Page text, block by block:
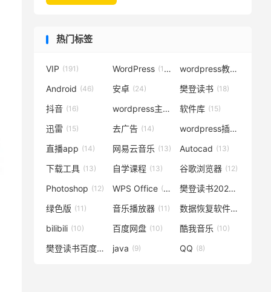
热门标签
VIP (191) WordPress (119) wordpress教程
Android (46) 安卓 (24) 樊登读书 (18)
抖音 (16) wordpress主题 (15)
软件库 (15)
迅雷 (15) 去广告 (14) wordpress插件
直播app (14) 网易云音乐 (13) Autocad (13)
下载工具 (13) 自学课程 (13) 谷歌浏览器 (12)
Photoshop (12) WPS Office (12) 樊登读书2020
绿色版 (11) 音乐播放器 (11) 数据恢复软件(11)
bilibili (10) 百度网盘 (10) 酷我音乐 (10)
樊登读书百度云 (10)
java (9) QQ (8)